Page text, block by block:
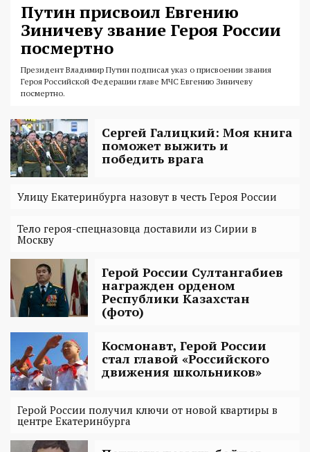
Путин присвоил Евгению
Зиничеву звание Героя России
посмертно
Президент Владимир Путин подписал указ о присвоении звания
Героя Российской Федерации главе МЧС Евгению Зиничеву
посмертно.
Сергей Галицкий: Моя книга
поможет выжить и
победить врага
Улицу Екатеринбурга назовут в честь Героя России
Тело героя-спецназовца доставили из Сирии в
Москву
Герой России Султангабиев
награжден орденом
Республики Казахстан
(фото)
Космонавт, Герой России
стал главой «Российского
движения школьников»
Герой России получил ключи от новой квартиры в
центре Екатеринбурга